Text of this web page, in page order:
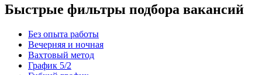
Быстрые фильтры подбора вакансий
Без опыта работы
Вечерняя и ночная
Вахтовый метод
График 5/2